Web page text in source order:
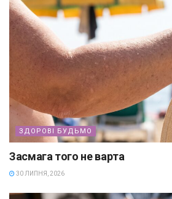
ЗДОРОВІ БУДЬМО
Засмага того не варта
30 ЛИПНЯ, 2026